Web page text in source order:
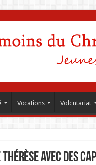
Vocations Volontariat
avec des